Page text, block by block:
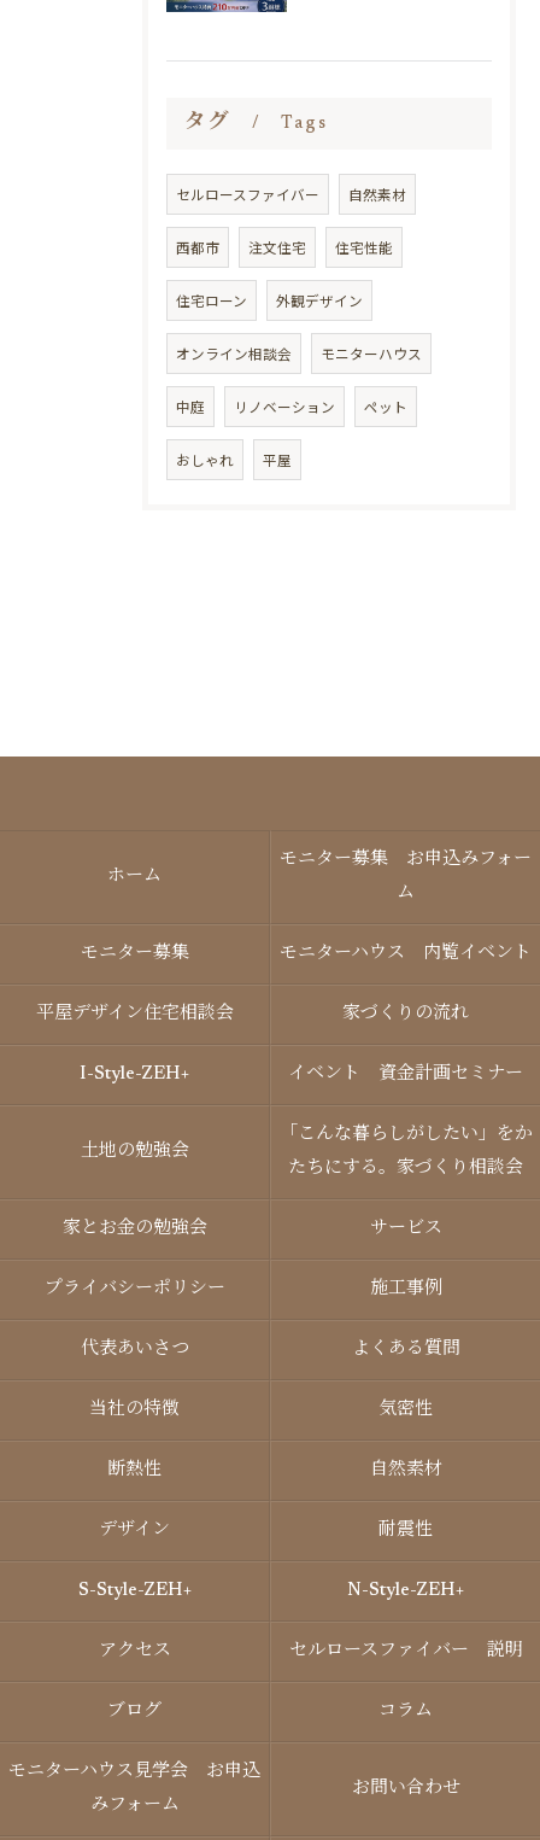
タグ Tags
セルロースファイバー 自然素材
西都市 注文住宅 住宅性能
住宅ローン 外観デザイン
オンライン相談会 モニターハウス
中庭 リノベーション ペット
おしゃれ 平屋
ホーム
モニター募集 お申込みフォー
ム
モニター募集 モニターハウス 内覧イベント
平屋デザイン住宅相談会 家づくりの流れ
I-Style-ZEH+ イベント 資金計画セミナー
土地の勉強会
「こんな暮らしがしたい」をか
たちにする。家づくり相談会
家とお金の勉強会 サービス
プライバシーポリシー 施工事例
代表あいさつ よくある質問
当社の特徴 気密性
断熱性 自然素材
デザイン 耐震性
S-Style-ZEH+ N-Style-ZEH+
アクセス セルロースファイバー 説明
ブログ コラム
モニターハウス見学会 お申込
みフォーム
お問い合わせ